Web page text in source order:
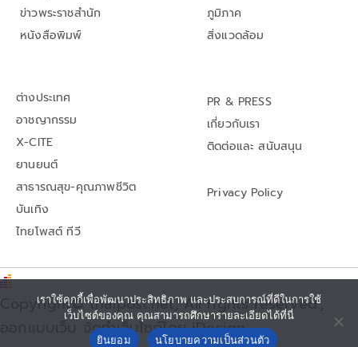
ข่าวพระราชสำนัก
หนังสือพิมพ์
ภูมิภาค
สิ่งแวดล้อม
ต่างประเทศ
อาชญากรรม
X-CITE
ยานยนต์
สาธารณสุข-คุณภาพชีวิต
บันเทิง
ไทยโพสต์ ทีวี
PR & PRESS
เกี่ยวกับเรา
ติดต่อและ สนับสนุน
Privacy Policy
Copyright© thaipost.net, All rights reserved.,
ออกแบบเว็บ จัดทำเว็บไซต์โดย iDesign
เราใช้คุกกี้เพื่อพัฒนาประสิทธิภาพ และประสบการณ์ที่ดีในการใช้
เว็บไซต์ของคุณ คุณสามารถศึกษารายละเอียดได้ที่นี่
ยินยอม
นโยบายความเป็นส่วนตัว